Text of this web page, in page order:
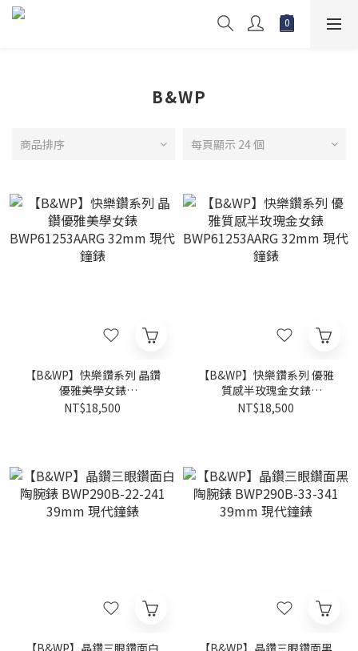
B&WP
商品排序 每頁顯示 24 個
【B&WP】快樂鑽系列 晶鑽
優雅美學女錶
BWP61253AARG 32mm 現
NT$18,500
【B&WP】快樂鑽系列 優雅
質感半玫瑰金女錶
BWP61253AARG 32mm 現
NT$18,500
【B&WP】晶鑽三眼鑽面白
【B&WP】晶鑽三眼鑽面黑